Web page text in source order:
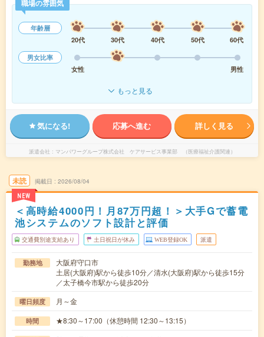
職場の雰囲気
年齢層
20代
30代 40代 50代
60代
男女比率
女性
男性
もっと見る
気になる! 応募へ進む 詳しく見る
派遣会社 マンパワーグループ株式会社 ケアサービス事業部 （医療福祉介護関連）
未読
NEW
掲載日 2026/08/04
＜高時給4000円！月87万円超！＞大手Gで蓄電
池システムのソフト設計と評価
交通費別途支給あり 土日祝日が休み WEB登録OK 派遣
勤務地
大阪府守口市
土居(大阪府)駅から徒歩10分／清水(大阪府)駅から徒歩15分
／太子橋今市駅から徒歩20分
曜日頻度 月～金
時間 ★8:30～17:00（休憩時間 12:30～13:15）